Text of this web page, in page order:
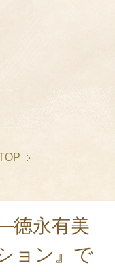
徳永有美
ョン』で